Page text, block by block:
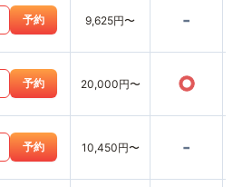
予約 9,625円〜 -
予約 20,000円〜 ○
予約 10,450円〜 -